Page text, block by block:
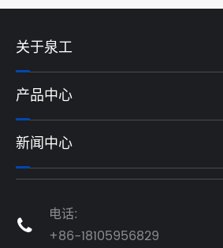
关于泉工
产品中心
新闻中心

电话:
+86-18105956829